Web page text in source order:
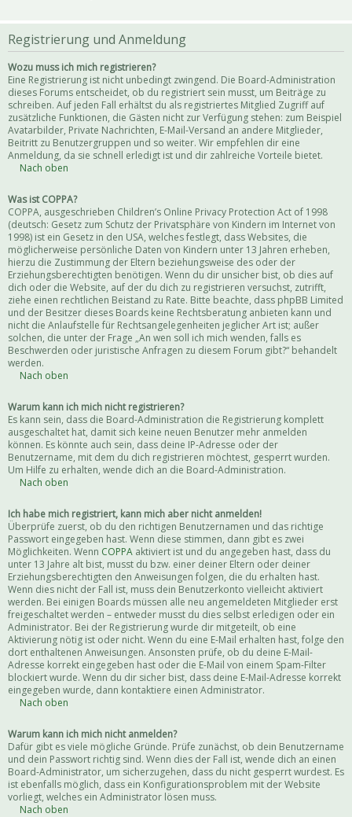
Registrierung und Anmeldung
Wozu muss ich mich registrieren?
Eine Registrierung ist nicht unbedingt zwingend. Die Board-Administration
dieses Forums entscheidet, ob du registriert sein musst, um Beiträge zu
schreiben. Auf jeden Fall erhältst du als registriertes Mitglied Zugriff auf
zusätzliche Funktionen, die Gästen nicht zur Verfügung stehen: zum Beispiel
Avatarbilder, Private Nachrichten, E-Mail-Versand an andere Mitglieder,
Beitritt zu Benutzergruppen und so weiter. Wir empfehlen dir eine
Anmeldung, da sie schnell erledigt ist und dir zahlreiche Vorteile bietet.
Nach oben
Was ist COPPA?
COPPA, ausgeschrieben Children’s Online Privacy Protection Act of 1998
(deutsch: Gesetz zum Schutz der Privatsphäre von Kindern im Internet von
1998) ist ein Gesetz in den USA, welches festlegt, dass Websites, die
möglicherweise persönliche Daten von Kindern unter 13 Jahren erheben,
hierzu die Zustimmung der Eltern beziehungsweise des oder der
Erziehungsberechtigten benötigen. Wenn du dir unsicher bist, ob dies auf
dich oder die Website, auf der du dich zu registrieren versuchst, zutrifft,
ziehe einen rechtlichen Beistand zu Rate. Bitte beachte, dass phpBB Limited
und der Besitzer dieses Boards keine Rechtsberatung anbieten kann und
nicht die Anlaufstelle für Rechtsangelegenheiten jeglicher Art ist; außer
solchen, die unter der Frage „An wen soll ich mich wenden, falls es
Beschwerden oder juristische Anfragen zu diesem Forum gibt?“ behandelt
werden.
Nach oben
Warum kann ich mich nicht registrieren?
Es kann sein, dass die Board-Administration die Registrierung komplett
ausgeschaltet hat, damit sich keine neuen Benutzer mehr anmelden
können. Es könnte auch sein, dass deine IP-Adresse oder der
Benutzername, mit dem du dich registrieren möchtest, gesperrt wurden.
Um Hilfe zu erhalten, wende dich an die Board-Administration.
Nach oben
Ich habe mich registriert, kann mich aber nicht anmelden!
Überprüfe zuerst, ob du den richtigen Benutzernamen und das richtige
Passwort eingegeben hast. Wenn diese stimmen, dann gibt es zwei
Möglichkeiten. Wenn COPPA aktiviert ist und du angegeben hast, dass du
unter 13 Jahre alt bist, musst du bzw. einer deiner Eltern oder deiner
Erziehungsberechtigten den Anweisungen folgen, die du erhalten hast.
Wenn dies nicht der Fall ist, muss dein Benutzerkonto vielleicht aktiviert
werden. Bei einigen Boards müssen alle neu angemeldeten Mitglieder erst
freigeschaltet werden – entweder musst du dies selbst erledigen oder ein
Administrator. Bei der Registrierung wurde dir mitgeteilt, ob eine
Aktivierung nötig ist oder nicht. Wenn du eine E-Mail erhalten hast, folge den
dort enthaltenen Anweisungen. Ansonsten prüfe, ob du deine E-Mail-
Adresse korrekt eingegeben hast oder die E-Mail von einem Spam-Filter
blockiert wurde. Wenn du dir sicher bist, dass deine E-Mail-Adresse korrekt
eingegeben wurde, dann kontaktiere einen Administrator.
Nach oben
Warum kann ich mich nicht anmelden?
Dafür gibt es viele mögliche Gründe. Prüfe zunächst, ob dein Benutzername
und dein Passwort richtig sind. Wenn dies der Fall ist, wende dich an einen
Board-Administrator, um sicherzugehen, dass du nicht gesperrt wurdest. Es
ist ebenfalls möglich, dass ein Konfigurationsproblem mit der Website
vorliegt, welches ein Administrator lösen muss.
Nach oben